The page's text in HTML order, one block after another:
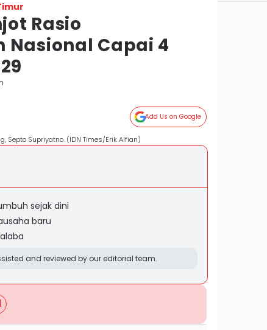
Rasio
Nasional Capai 4
Add Us on Google
Septo Supriyatno. (IDN Times/Erik Alfian)
sejak dini
baru
and reviewed by our editorial team.